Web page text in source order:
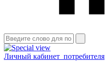
Личный кабинет потребителя